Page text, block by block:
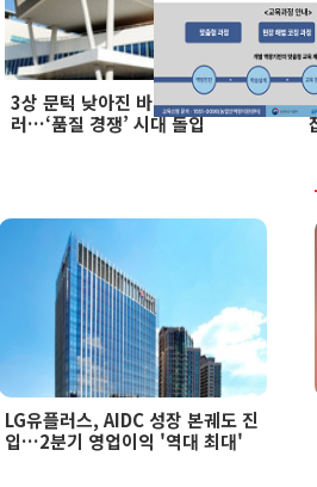
3상 문턱 낮아진 바이오시밀
러…‘품질 경쟁’ 시대 돌입
LG유플러스, AIDC 성장 본궤도 진
입…2분기 영업이익 '역대 최대'